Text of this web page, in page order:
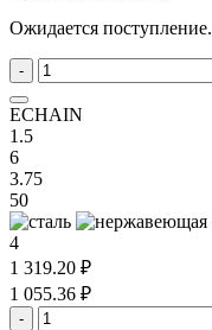
Ожидается поступление.
-
ECHAIN
1.5
6
3.75
50
4
1 319.20 ₽
1 055.36 ₽
-